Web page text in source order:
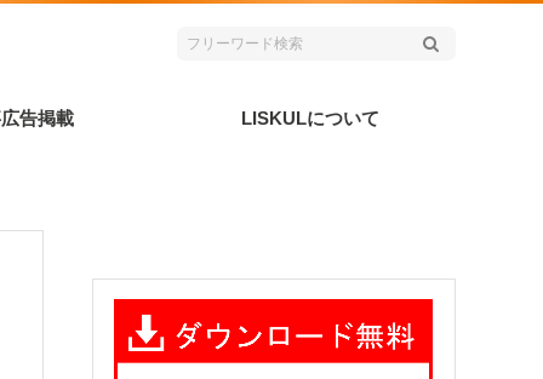
告掲載 LISKULについて